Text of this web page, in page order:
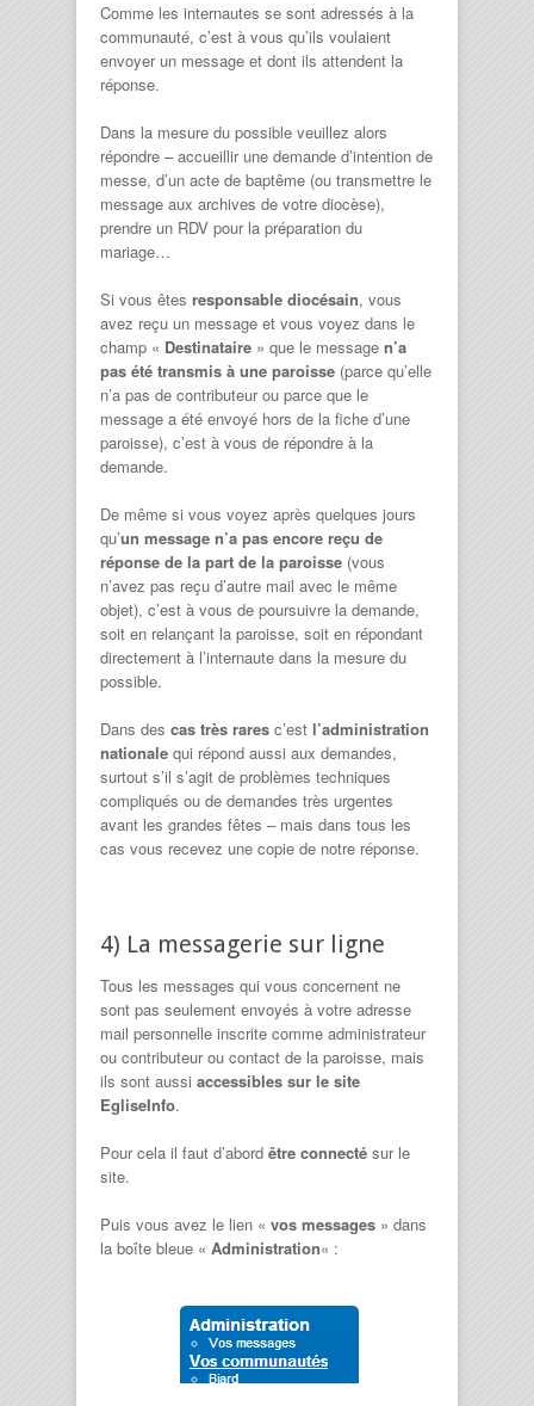
Comme les internautes se sont adressés à la
communauté, c’est à vous qu’ils voulaient
envoyer un message et dont ils attendent la
réponse.
Dans la mesure du possible veuillez alors
répondre – accueillir une demande d’intention de
messe, d’un acte de baptême (ou transmettre le
message aux archives de votre diocèse),
prendre un RDV pour la préparation du
mariage…
Si vous êtes responsable diocésain, vous
avez reçu un message et vous voyez dans le
champ « Destinataire » que le message n’a
pas été transmis à une paroisse (parce qu’elle
n’a pas de contributeur ou parce que le
message a été envoyé hors de la fiche d’une
paroisse), c’est à vous de répondre à la
demande.
De même si vous voyez après quelques jours
qu’un message n’a pas encore reçu de
réponse de la part de la paroisse (vous
n’avez pas reçu d’autre mail avec le même
objet), c’est à vous de poursuivre la demande,
soit en relançant la paroisse, soit en répondant
directement à l’internaute dans la mesure du
possible.
Dans des cas très rares c’est l’administration
nationale qui répond aussi aux demandes,
surtout s’il s’agit de problèmes techniques
compliqués ou de demandes très urgentes
avant les grandes fêtes – mais dans tous les
cas vous recevez une copie de notre réponse.
4) La messagerie sur ligne
Tous les messages qui vous concernent ne
sont pas seulement envoyés à votre adresse
mail personnelle inscrite comme administrateur
ou contributeur ou contact de la paroisse, mais
ils sont aussi accessibles sur le site
EgliseInfo.
Pour cela il faut d’abord être connecté sur le
site.
Puis vous avez le lien « vos messages » dans
la boîte bleue « Administration« :